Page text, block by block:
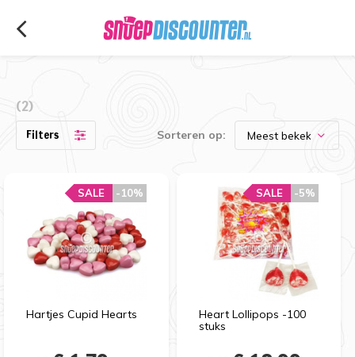
(2)
Filters Sorteren op:
Hartjes Cupid Hearts
-10%
SALE
Heart Lollipops -100
stuks
-5%
SALE